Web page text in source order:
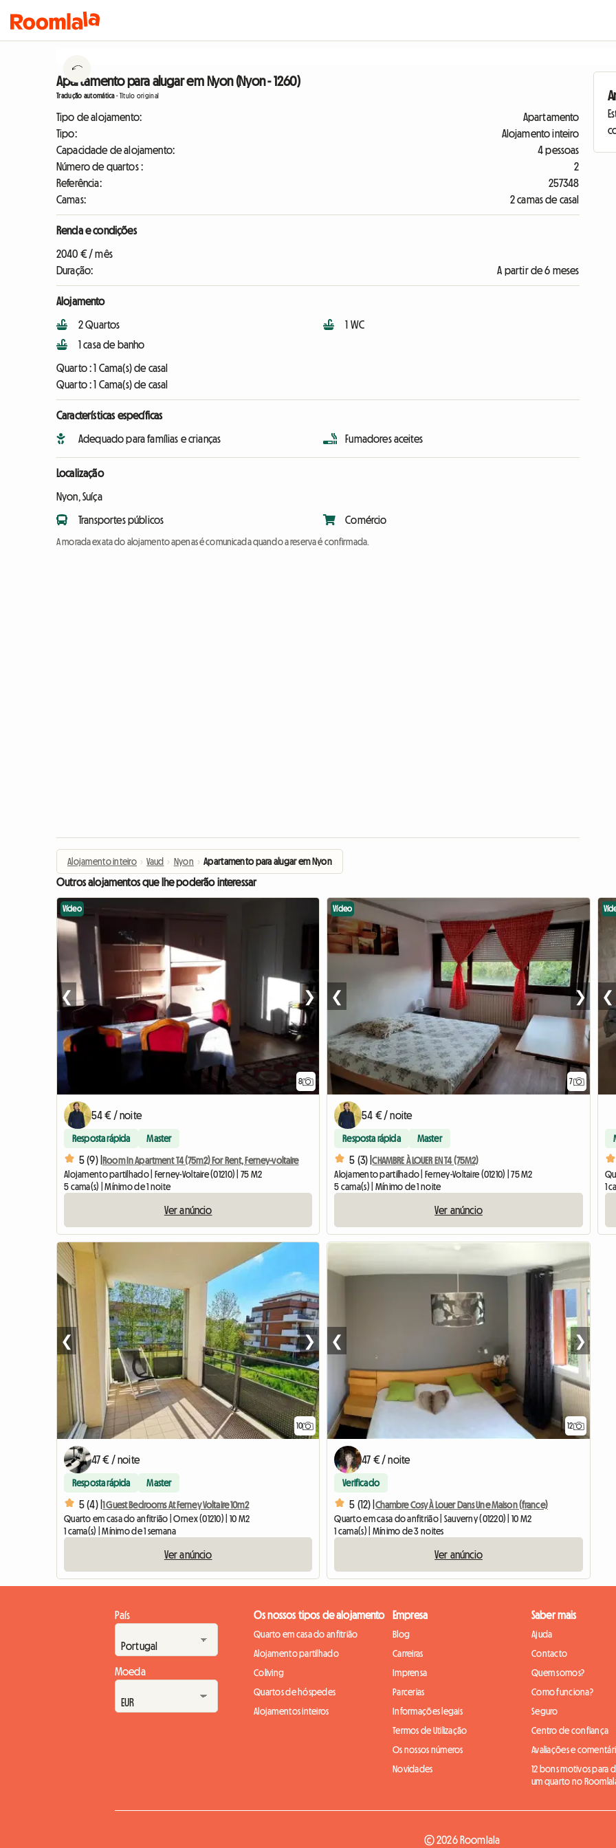
Apartamento para alugar em Nyon (Nyon - 1260)
Tradução automática-Título original
Tipo de alojamento:
Apartamento
Tipo:
Alojamento inteiro
Capacidade de alojamento:
4 pessoas
Número de quartos :
2
Referência:
257348
Camas:
2 camas de casal
Renda e condições
2040 € / mês
Duração:
A partir de 6 meses
Alojamento
2 Quartos
1 casa de banho
1 WC
Quarto :1 Cama(s) de casal
Quarto :1 Cama(s) de casal
Características específicas
Adequado para famílias e crianças Fumadores aceites
Localização
Nyon, Suíça
Transportes públicos Comércio
A morada exata do alojamento apenas é comunicada quando a reserva é confirmada.
Alojamento inteiro › Vaud › Nyon › Apartamento para alugar em Nyon
Outros alojamentos que lhe poderão interessar
8
Vídeo
❮ ❯
54 € / noite
Resposta rápida Master
5 (9) |Room In Apartment T4 (75m2) For Rent, Ferney-voltaire
Alojamento partilhado | Ferney-Voltaire (01210) | 75 M2
5 cama(s) | Mínimo de 1 noite
Ver anúncio
7
Vídeo
❮ ❯
54 € / noite
Resposta rápida Master
5 (3) |CHAMBRE À LOUER EN T4 (75M2)
Alojamento partilhado | Ferney-Voltaire (01210) | 75 M2
5 cama(s) | Mínimo de 1 noite
Ver anúncio
❮
1
10
❮ ❯
47 € / noite
Resposta rápida Master
5 (4) |1 Guest Bedrooms At Ferney Voltaire 10m2
Quarto em casa do anfitrião | Ornex (01210) | 10 M2
1 cama(s) | Mínimo de 1 semana
Ver anúncio
12
❮ ❯
47 € / noite
Verificado
5 (12) | Chambre Cosy À Louer Dans Une Maison (france)
Quarto em casa do anfitrião | Sauverny (01220) | 10 M2
1 cama(s) | Mínimo de 3 noites
Ver anúncio
País
Moeda
Os nossos tipos de alojamento
Quarto em casa do anfitrião
Alojamento partilhado
Coliving
Quartos de hóspedes
Alojamentos inteiros
Empresa
Blog
Carreiras
Imprensa
Parcerias
Informações legais
Termos de Utilização
Os nossos números
Novidades
Saber mais
Ajuda
Contacto
Quem somos?
Como funciona?
Seguro
Centro de confiança
Avaliações e
12 bons motivos para
um quarto no
© 2026 Roomlala